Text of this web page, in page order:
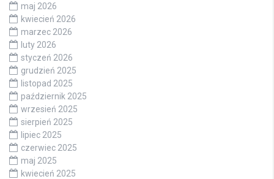
maj 2026
kwiecień 2026
marzec 2026
luty 2026
styczeń 2026
grudzień 2025
listopad 2025
październik 2025
wrzesień 2025
sierpień 2025
lipiec 2025
czerwiec 2025
maj 2025
kwiecień 2025